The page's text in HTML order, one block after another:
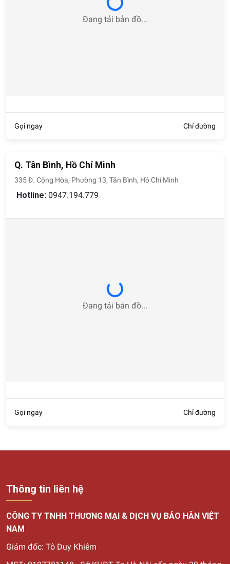
Loading...
Đang tải bản đồ...
Gọi ngay Chỉ đường
Q. Tân Bình, Hồ Chí Minh
335 Đ. Cộng Hòa, Phường 13, Tân Bình, Hồ Chí Minh
Hotline: 0947.194.779
Loading...
Đang tải bản đồ...
Gọi ngay Chỉ đường
Thông tin liên hệ
CÔNG TY TNHH THƯƠNG MẠI & DỊCH VỤ BẢO HÂN VIỆT
NAM
Giám đốc: Tô Duy Khiêm